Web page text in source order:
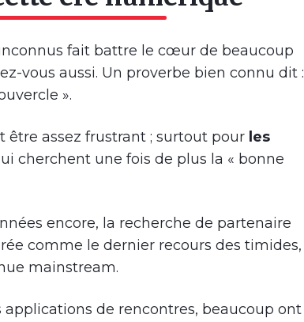
fait battre le cœur de beaucoup
vous aussi. Un proverbe bien connu dit :
».
être assez frustrant ; surtout pour les
cherchent une fois de plus la « bonne
encore, la recherche de partenaire
comme le dernier recours des timides,
mainstream.
applications de rencontres, beaucoup ont